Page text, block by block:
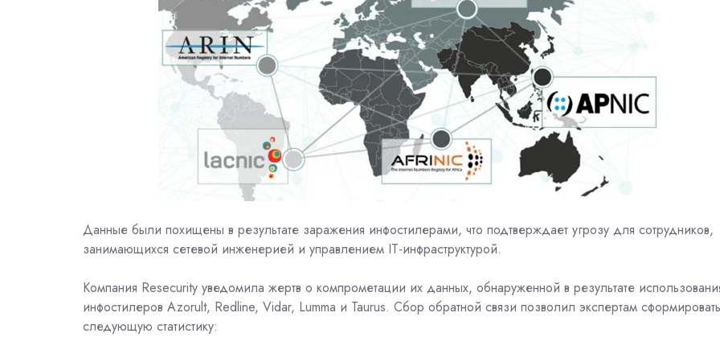
Данные были похищены в результате заражения инфостилерами, что подтверждает угрозу для сотрудников,
занимающихся сетевой инженерией и управлением IT-инфраструктурой.
Компания Resecurity уведомила жертв о компрометации их данных, обнаруженной в результате
инфостилеров Azorult, Redline, Vidar, Lumma и Taurus. Сбор обратной связи позволил экспертам сформировать
следующую статистику: